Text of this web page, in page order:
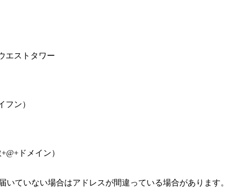
エストタワー
フン）
ドメイン）
いていない場合はアドレスが間違っている場合があります。